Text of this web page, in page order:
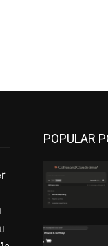
POPULAR